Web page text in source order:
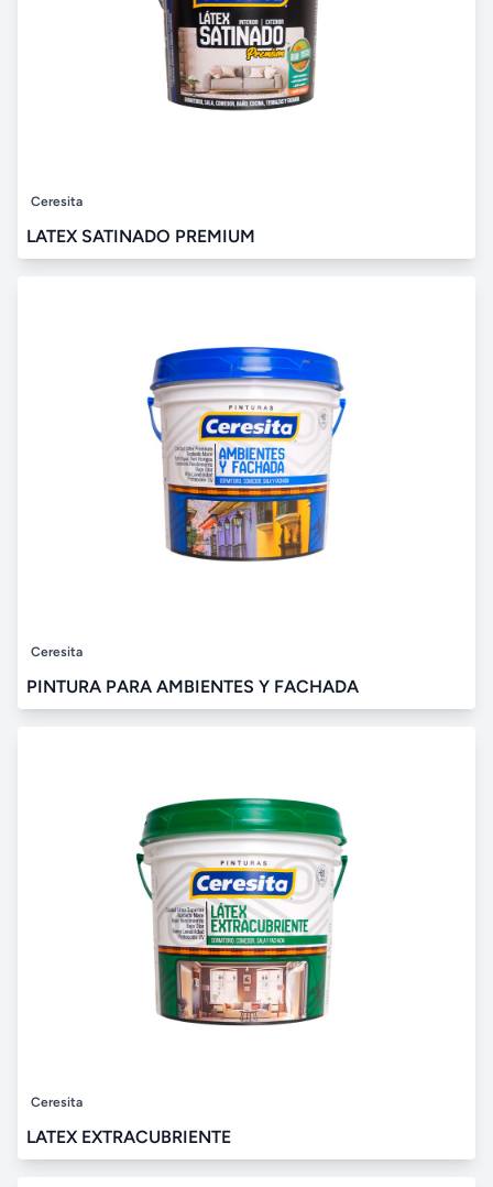
Ceresita
LATEX SATINADO PREMIUM
Ceresita
PINTURA PARA AMBIENTES Y FACHADA
Ceresita
LATEX EXTRACUBRIENTE